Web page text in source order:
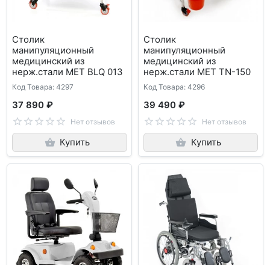
Столик
манипуляционный
медицинский из
нерж.стали МЕТ BLQ 013
Код Товара: 4297
37 890 ₽
Нет отзывов
Купить
Столик
манипуляционный
медицинский из
нерж.стали МЕТ ТN-150
Код Товара: 4296
39 490 ₽
Нет отзывов
Купить